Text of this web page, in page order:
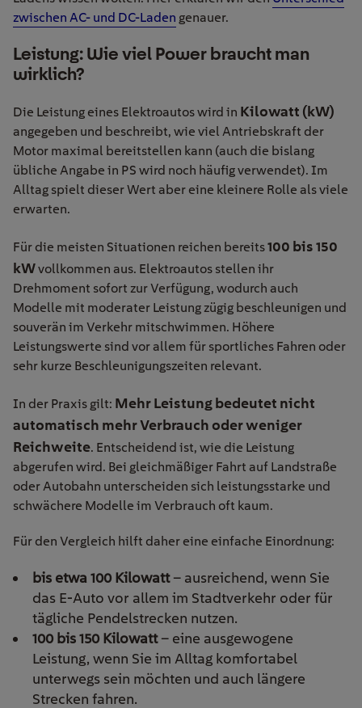
zwischen AC- und DC-Laden genauer.
Leistung: Wie viel Power braucht man
wirklich?
Die Leistung eines Elektroautos wird in Kilowatt (kW)
angegeben und beschreibt, wie viel Antriebskraft der
Motor maximal bereitstellen kann (auch die bislang
übliche Angabe in PS wird noch häufig verwendet). Im
Alltag spielt dieser Wert aber eine kleinere Rolle als viele
erwarten.
Für die meisten Situationen reichen bereits100 bis 150
kWvollkommen aus. Elektroautos stellen ihr
Drehmoment sofort zur Verfügung, wodurch auch
Modelle mit moderater Leistung zügig beschleunigen und
souverän im Verkehr mitschwimmen. Höhere
Leistungswerte sind vor allem für sportliches Fahren oder
sehr kurze Beschleunigungszeiten relevant.
In der Praxis gilt: Mehr Leistung bedeutet nicht
automatisch mehr Verbrauch oder weniger
Reichweite. Entscheidend ist, wie die Leistung
abgerufen wird. Bei gleichmäßiger Fahrt auf Landstraße
oder Autobahn unterscheiden sich leistungsstarke und
schwächere Modelle im Verbrauch oft kaum.
Für den Vergleich hilft daher eine einfache Einordnung:
bis etwa 100 Kilowatt– ausreichend, wenn Sie
das E-Auto vor allem im Stadtverkehr oder für
tägliche Pendelstrecken nutzen.
100 bis 150 Kilowatt– eine ausgewogene
Leistung, wenn Sie im Alltag komfortabel
unterwegs sein möchten und auch längere
Strecken fahren.